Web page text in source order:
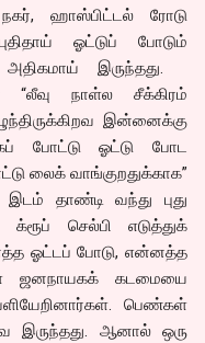
நகர், ஹாஸ்பிட்டல் ரோடு
ஓட்டுப் போடும்
இருந்தது.
நாள்ல சீக்கிரம்
இன்னைக்கு
போட்டு ஓட்டு போட
லைக் வாங்குறதுக்காக”
தாண்டி வந்து புது
செல்பி எடுத்துக்
ஓட்டப் போடு, என்னத்த
ஜனநாயகக் கடமையை
பெண்கள்
இருந்தது. ஆனால் ஒரு